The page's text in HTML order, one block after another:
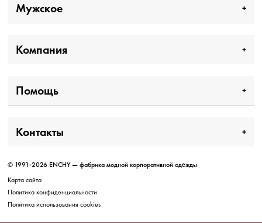
Мужское
Компания
Помощь
Контакты
© 1991-2026 ENCHY — фабрика модной корпоративной одежды
Карта сайта
Политика конфиденциальности
Политика использования cookies